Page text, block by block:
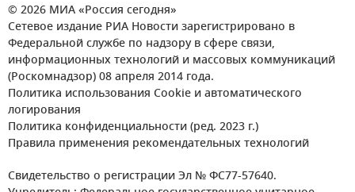
© 2026 МИА «Россия сегодня»
Сетевое издание РИА Новости зарегистрировано в
Федеральной службе по надзору в сфере связи,
информационных технологий и массовых коммуникаций
(Роскомнадзор) 08 апреля 2014 года.
Политика использования Cookie и автоматического
логирования
Политика конфиденциальности (ред. 2023 г.)
Правила применения рекомендательных технологий
Свидетельство о регистрации Эл № ФС77-57640.